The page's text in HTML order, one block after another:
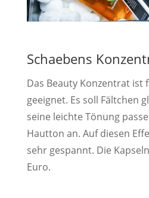
Schaebens
Das Beauty Konzentrat ist
geeignet. Es soll Fältchen
seine leichte Tönung
Hautton an. Auf diesen
sehr gespannt. Die
Euro.